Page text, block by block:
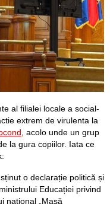
al filialei locale a social-
extrem de virulenta la
, acolo unde un grup
la gura copiilor. Iata ce
o declarație politică și
Educației privind
național „Masă